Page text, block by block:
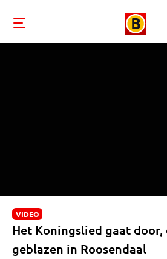
VIDEO
Het Koningslied gaat door,
geblazen in Roosendaal